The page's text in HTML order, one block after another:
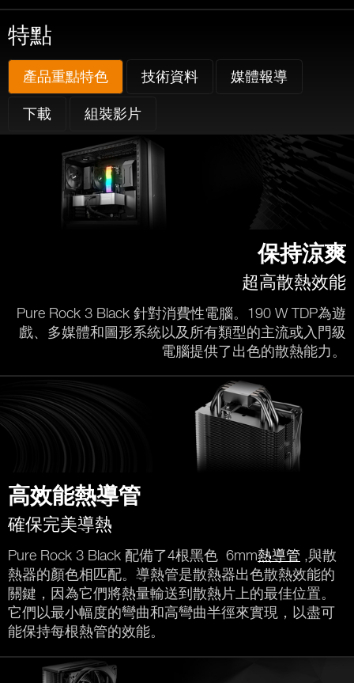
特點
產品重點特色 技術資料 媒體報導
下載 組裝影片
保持涼爽
超高散熱效能
Pure Rock 3 Black 針對消費性電腦。190 W TDP為遊
戲、多媒體和圖形系統以及所有類型的主流或入門級
電腦提供了出色的散熱能力。
高效能熱導管
確保完美導熱
Pure Rock 3 Black 配備了4根黑色 6mm熱導管 ,與散
熱器的顏色相匹配。導熱管是散熱器出色散熱效能的
關鍵，因為它們將熱量輸送到散熱片上的最佳位置。
它們以最小幅度的彎曲和高彎曲半徑來實現，以盡可
能保持每根熱管的效能。